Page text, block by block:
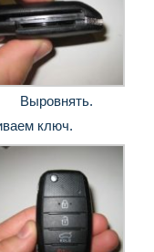
Выровнять.
ключ.